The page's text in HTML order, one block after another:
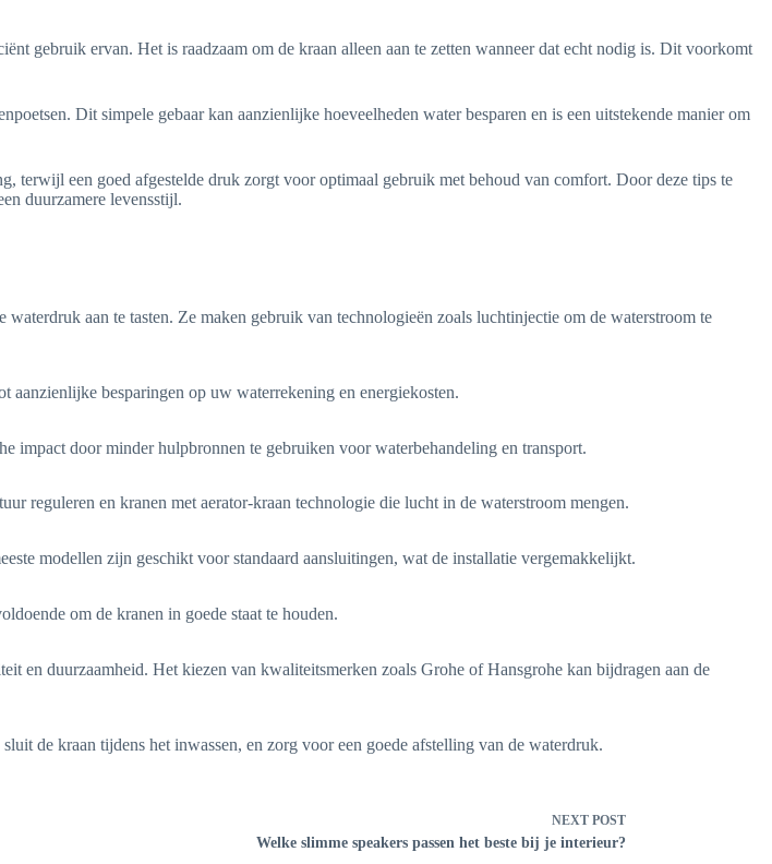
gebruik ervan. Het is raadzaam om de kraan alleen aan te zetten wanneer dat echt nodig is. Dit voorkomt
Dit simpele gebaar kan aanzienlijke hoeveelheden water besparen en is een uitstekende manier om
terwijl een goed afgestelde druk zorgt voor optimaal gebruik met behoud van comfort. Door deze tips te
duurzamere levensstijl.
aan te tasten. Ze maken gebruik van technologieën zoals luchtinjectie om de waterstroom te
besparingen op uw waterrekening en energiekosten.
impact door minder hulpbronnen te gebruiken voor waterbehandeling en transport.
reguleren en kranen met aerator-kraan technologie die lucht in de waterstroom mengen.
modellen zijn geschikt voor standaard aansluitingen, wat de installatie vergemakkelijkt.
om de kranen in goede staat te houden.
en duurzaamheid. Het kiezen van kwaliteitsmerken zoals Grohe of Hansgrohe kan bijdragen aan de
de kraan tijdens het inwassen, en zorg voor een goede afstelling van de waterdruk.
NEXT POST
Welke slimme speakers passen het beste bij je interieur?